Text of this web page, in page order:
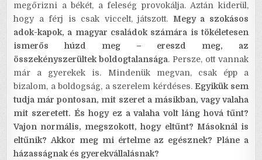
megőrizni a békét, a feleség provokálja. Aztán kiderül,
hogy a férj is csak viccelt, játszott. Megy a szokásos
adok-kapok, a magyar családok számára is tökéletesen
ismerős húzd meg – ereszd meg, az
összekényszerültek boldogtalansága. Persze, ott vannak
már a gyerekek is. Mindenük megvan, csak épp a
bizalom, a boldogság, a szerelem kérdéses.Egyikük sem
tudja már pontosan, mit szeret a másikban, vagy valaha
mit szeretett. És hogy ez a valaha volt láng hová tűnt?
Vajon normális, megszokott, hogy eltűnt? Másoknál is
eltűnik? Akkor meg mi értelme az egésznek? Pláne a
házasságnak és gyerekvállalásnak?